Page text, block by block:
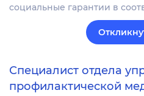
социальные гарантии в
Специалист отдела
профилактической